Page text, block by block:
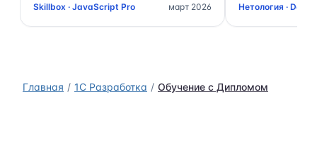
Skillbox · JavaScript Pro март 2026 Нетология · Data
Главная 1C Разработка Обучение с Дипломом